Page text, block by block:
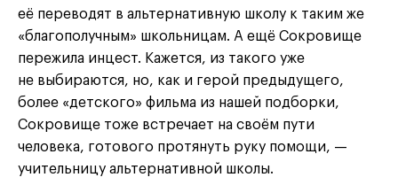
её переводят в альтернативную школу к таким же
«благополучным» школьницам. А ещё Сокровище
пережила инцест. Кажется, из такого уже
не выбираются, но, как и герой предыдущего,
более «детского» фильма из нашей подборки,
Сокровище тоже встречает на своём пути
человека, готового протянуть руку помощи, —
учительницу альтернативной школы.